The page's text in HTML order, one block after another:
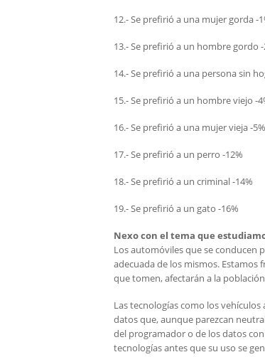
12.- Se prefirió a una mujer gorda -
13.- Se prefirió a un hombre gordo -
14.- Se prefirió a una persona sin
15.- Se prefirió a un hombre viejo -
16.- Se prefirió a una mujer vieja -5%
17.- Se prefirió a un perro -12%
18.- Se prefirió a un criminal -14%
19.- Se prefirió a un gato -16%
Nexo con el tema que
Los automóviles que se conducen
adecuada de los mismos. Estamos
que tomen, afectarán a la
Las tecnologías como los
datos que, aunque parezcan
del programador o de los datos
tecnologías antes que su uso se